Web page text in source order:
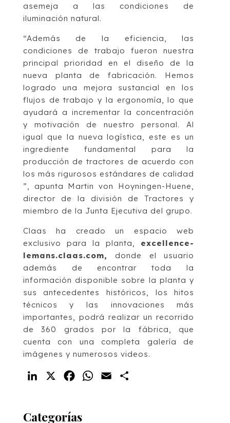
asemeja a las condiciones de
iluminación natural.
“Además de la eficiencia, las
condiciones de trabajo fueron nuestra
principal prioridad en el diseño de la
nueva planta de fabricación. Hemos
logrado una mejora sustancial en los
flujos de trabajo y la ergonomía, lo que
ayudará a incrementar la concentración
y motivación de nuestro personal. Al
igual que la nueva logística, este es un
ingrediente fundamental para la
producción de tractores de acuerdo con
los más rigurosos estándares de calidad
”, apunta Martin von Hoyningen-Huene,
director de la división de Tractores y
miembro de la Junta Ejecutiva del grupo.
Claas ha creado un espacio web
exclusivo para la planta, excellence-
lemans.claas.com, donde el usuario
además de encontrar toda la
información disponible sobre la planta y
sus antecedentes históricos, los hitos
técnicos y las innovaciones más
importantes, podrá realizar un recorrido
de 360 ​​grados por la fábrica, que
cuenta con una completa galería de
imágenes y numerosos videos.
LinkedIn FacebookWhatsApp
Email
Categorías